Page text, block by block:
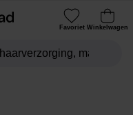
Favoriet Winkelwagen